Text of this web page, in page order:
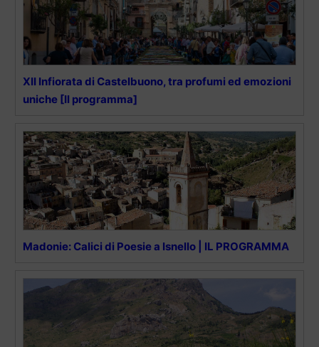
XII Infiorata di Castelbuono, tra profumi ed emozioni
uniche [Il programma]
Madonie: Calici di Poesie a Isnello | IL PROGRAMMA